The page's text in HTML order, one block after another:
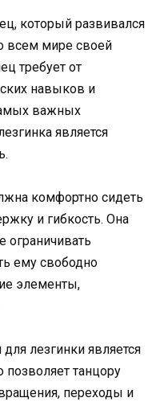
который развивался
всем мире своей
требует от
навыков и
важных
является
комфортно сидеть
и гибкость. Она
ограничивать
ему свободно
элементы,
лезгинки является
танцору
переходы и